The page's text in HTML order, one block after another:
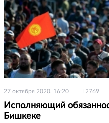
27 октября 2020, 16:20 2769
Исполняющий
Бишкеке